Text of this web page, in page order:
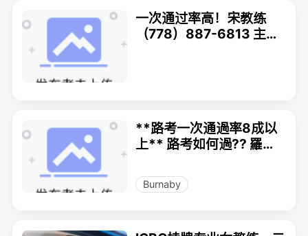
一次通过率高！宋教练
（778）887-6813 主教
**路考一次通過率8成以
上** 路考如何過?? 羅教
778-893-0767
Burnaby